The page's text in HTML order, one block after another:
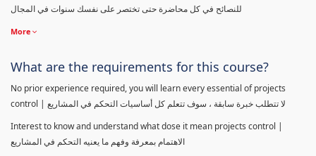
للنصائح في كل محاضرة حتى تختصر على نفسك سنوات في المجال
More
What are the requirements for this course?
No prior experience required, you will learn every essential of projects
control | لا تتطلب خبرة سابقة ، سوف تتعلم كل أساسيات التحكم في المشاريع
Interest to know and understand what dose it mean projects control |
الاهتمام بمعرفة وفهم ما يعنيه التحكم في المشاريع